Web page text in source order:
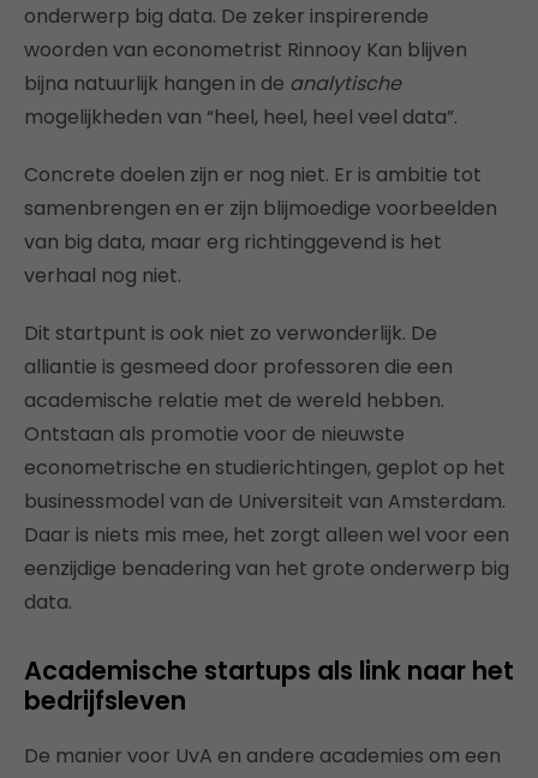
onderwerp big data. De zeker inspirerende
woorden van econometrist Rinnooy Kan blijven
bijna natuurlijk hangen in de analytische
mogelijkheden van “heel, heel, heel veel data”.
Concrete doelen zijn er nog niet. Er is ambitie tot
samenbrengen en er zijn blijmoedige voorbeelden
van big data, maar erg richtinggevend is het
verhaal nog niet.
Dit startpunt is ook niet zo verwonderlijk. De
alliantie is gesmeed door professoren die een
academische relatie met de wereld hebben.
Ontstaan als promotie voor de nieuwste
econometrische en studierichtingen, geplot op het
businessmodel van de Universiteit van Amsterdam.
Daar is niets mis mee, het zorgt alleen wel voor een
eenzijdige benadering van het grote onderwerp big
data.
Academische startups als link naar het
bedrijfsleven
De manier voor UvA en andere academies om een